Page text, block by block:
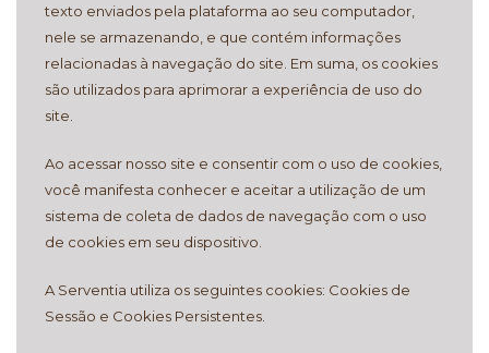
texto enviados pela plataforma ao seu computador,
nele se armazenando, e que contém informações
relacionadas à navegação do site. Em suma, os cookies
são utilizados para aprimorar a experiência de uso do
site.
Ao acessar nosso site e consentir com o uso de cookies,
você manifesta conhecer e aceitar a utilização de um
sistema de coleta de dados de navegação com o uso
de cookies em seu dispositivo.
A Serventia utiliza os seguintes cookies: Cookies de
Sessão e Cookies Persistentes.